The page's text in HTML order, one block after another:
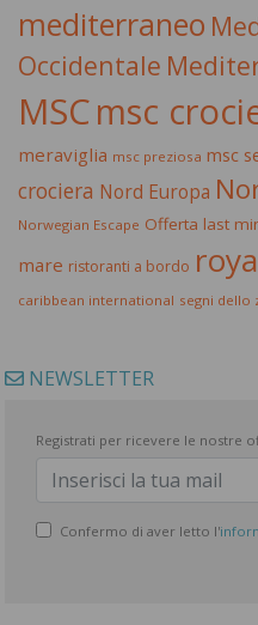
mediterraneo
Occidentale
MSCmsc
meraviglia msc preziosa msc
crociera Nord Europa
Norwegian Escape Offerta last
mare ristoranti a bordo
caribbean international segni dello
NEWSLETTER
Registrati per ricevere le nostre
Confermo di aver letto l'